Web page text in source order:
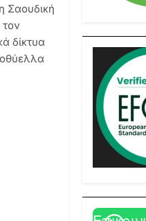
Σαουδική
τον
δίκτυα